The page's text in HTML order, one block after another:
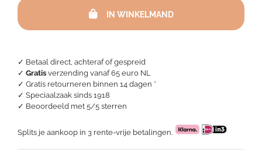
✓ Betaal direct, achteraf of gespreid
✓ Gratis verzending vanaf 65 euro NL
✓ Gratis retourneren binnen 14 dagen *
✓ Speciaalzaak sinds 1918
✓ Beoordeeld met 5/5 sterren
Splits je aankoop in 3 rente-vrije betalingen.
Iris
IN WINKELMAND